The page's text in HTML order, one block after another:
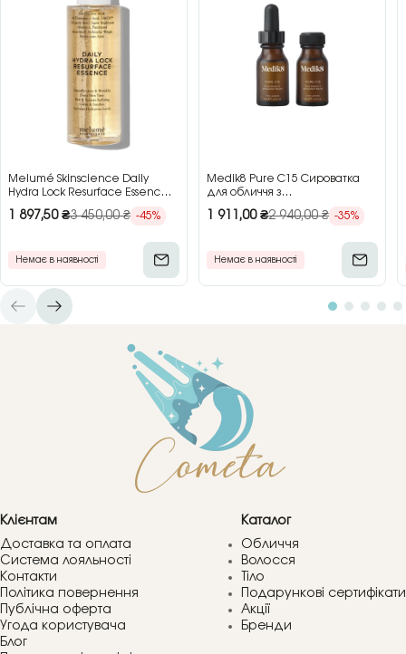
Melumé Skinscience Daily
Hydra Lock Resurface Essence
обличчя з кислотами, 150 мл
1 897,50₴3 450,00₴ -45%
Немає в наявності
Medik8 Pure C15 Сироватка
для обличчя з
2×15 мл
1 911,00₴2 940,00₴ -35%
Немає в наявності
Клієнтам
Доставка та оплата
Система лояльності
Контакти
Політика повернення
Публічна оферта
Угода користувача
Блог
Каталог
Обличчя
Волосся
Тіло
Подарункові сертифікати
Акції
Бренди